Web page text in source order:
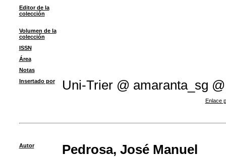
Editor de la
colección
Volumen de la
colección
ISSN
Área
Notas
Insertado por
Uni-Trier @ amaranta_sg @
Enlace
Autor Pedrosa, José Manuel